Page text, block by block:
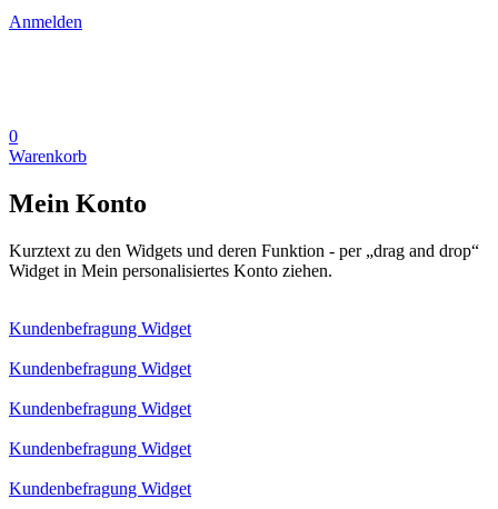
Anmelden
0
Warenkorb
Mein Konto
Kurztext zu den Widgets und deren Funktion - per „drag and drop“
Widget in Mein personalisiertes Konto ziehen.
Kundenbefragung Widget
Kundenbefragung Widget
Kundenbefragung Widget
Kundenbefragung Widget
Kundenbefragung Widget